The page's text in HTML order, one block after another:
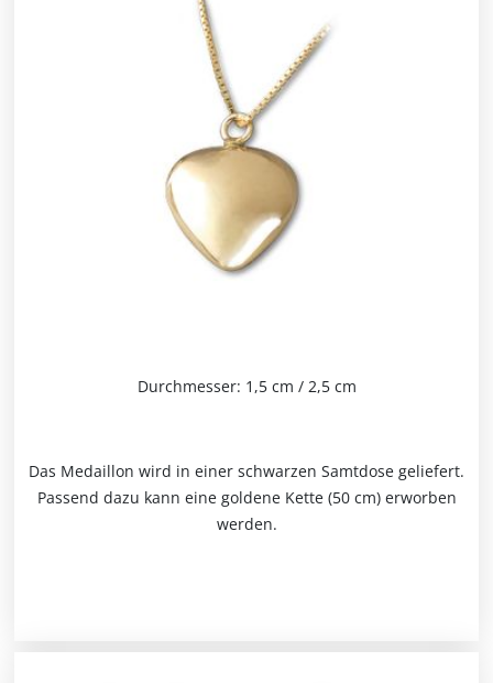
Durchmesser: 1,5 cm / 2,5 cm
Das Medaillon wird in einer schwarzen Samtdose geliefert.
Passend dazu kann eine goldene Kette (50 cm) erworben
werden.